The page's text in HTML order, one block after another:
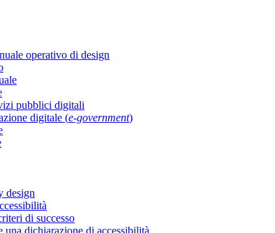
operativo di design
pubblici digitali
digitale (e-government)
design
di successo
una dichiarazione di accessibilità